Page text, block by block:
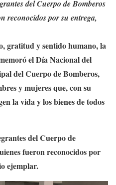
del Cuerpo de Bomberos
reconocidos por su entrega,
gratitud y sentido humano, la
el Día Nacional del
del Cuerpo de Bomberos,
y mujeres que, con su
la vida y los bienes de todos
del Cuerpo de
fueron reconocidos por
ejemplar.